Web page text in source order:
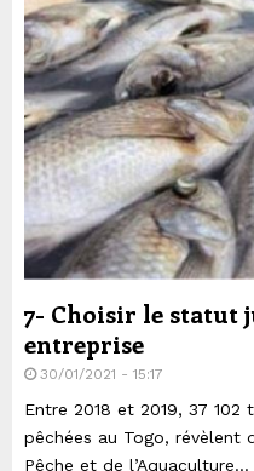
7- Choisir le statut
entreprise
30/01/2021 - 15:17
Entre 2018 et 2019, 37
pêchées au Togo, révèlent
Pêche et de l’Aquaculture...